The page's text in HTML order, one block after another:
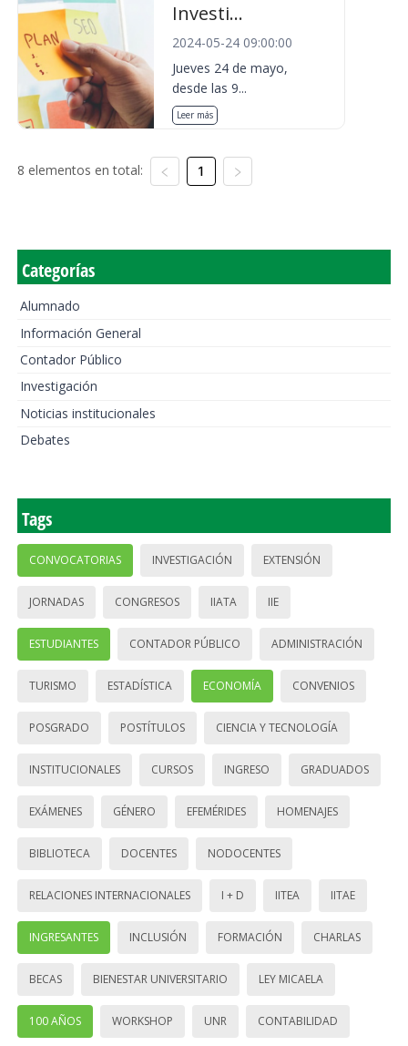
Investi...
2024-05-24 09:00:00
Jueves 24 de mayo,
desde las 9...
Leer más
8 elementos en total: 1
Categorías
Alumnado
Información General
Contador Público
Investigación
Noticias institucionales
Debates
Tags
CONVOCATORIAS INVESTIGACIÓN EXTENSIÓN
JORNADAS CONGRESOS IIATA IIE
ESTUDIANTES CONTADOR PÚBLICO ADMINISTRACIÓN
TURISMO ESTADÍSTICA ECONOMÍA CONVENIOS
POSGRADO POSTÍTULOS CIENCIA Y TECNOLOGÍA
INSTITUCIONALES CURSOS INGRESO GRADUADOS
EXÁMENES GÉNERO EFEMÉRIDES HOMENAJES
BIBLIOTECA DOCENTES NODOCENTES
RELACIONES INTERNACIONALES I + D IITEA IITAE
INGRESANTES INCLUSIÓN FORMACIÓN CHARLAS
BECAS BIENESTAR UNIVERSITARIO LEY MICAELA
100 AÑOS WORKSHOP UNR CONTABILIDAD